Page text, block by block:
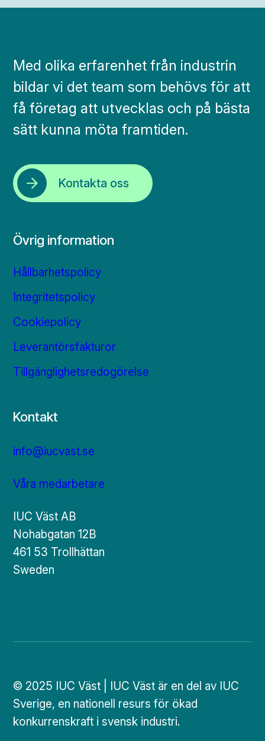
Med olika erfarenhet från industrin
bildar vi det team som behövs för att
få företag att utvecklas och på bästa
sätt kunna möta framtiden.
Kontakta oss
Övrig information
Hållbarhetspolicy
Integritetspolicy
Cookiepolicy
Leverantörsfakturor
Tillgänglighetsredogörelse
Kontakt
info@iucvast.se
Våra medarbetare
IUC Väst AB
Nohabgatan 12B
461 53 Trollhättan
Sweden
© 2025 IUC Väst | IUC Väst är en del av IUC
Sverige, en nationell resurs för ökad
konkurrenskraft i svensk industri.